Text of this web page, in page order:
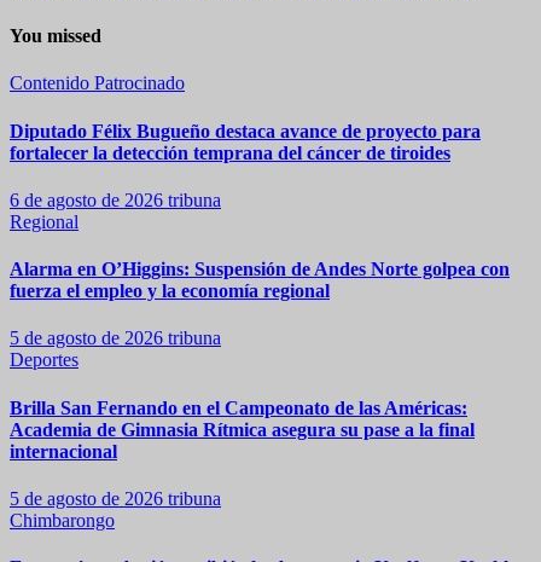
You missed
Contenido Patrocinado
Diputado Félix Bugueño destaca avance de proyecto para
fortalecer la detección temprana del cáncer de tiroides
6 de agosto de 2026 tribuna
Regional
Alarma en O’Higgins: Suspensión de Andes Norte golpea con
fuerza el empleo y la economía regional
5 de agosto de 2026 tribuna
Deportes
Brilla San Fernando en el Campeonato de las Américas:
Academia de Gimnasia Rítmica asegura su pase a la final
internacional
5 de agosto de 2026 tribuna
Chimbarongo